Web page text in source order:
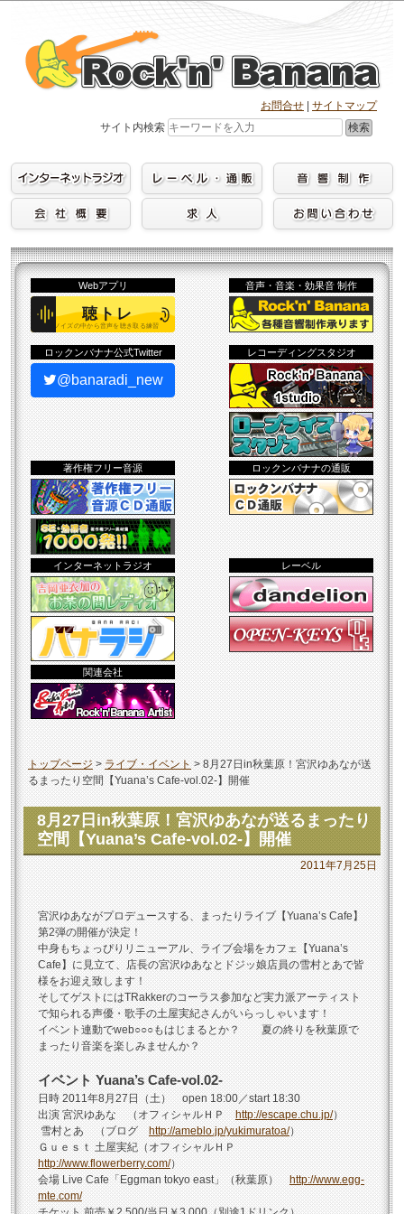
content
お問合せ
サイトマップ
サイト内検索
検索
トップページ>ライブ・イベント>8月27日in秋葉原！宮沢ゆあなが送
るまったり空間【Yuana’s Cafe-vol.02-】開催
8月27日in秋葉原！宮沢ゆあなが送るまったり
空間【Yuana’s Cafe-vol.02-】開催
2011年7月25日
宮沢ゆあながプロデュースする、まったりライブ【Yuana’s Cafe】
第2弾の開催が決定！
中身もちょっぴりリニューアル、ライブ会場をカフェ【Yuana’s
Cafe】に見立て、店長の宮沢ゆあなとドジッ娘店員の雪村とあで皆
様をお迎え致します！
そしてゲストにはTRakkerのコーラス参加など実力派アーティスト
で知られる声優・歌手の土屋実紀さんがいらっしゃいます！
イベント連動でweb○○○もはじまるとか？ 夏の終りを秋葉原で
まったり音楽を楽しみませんか？
イベント Yuana’s Cafe-vol.02-
日時 2011年8月27日（土） open 18:00／start 18:30
出演 宮沢ゆあな （オフィシャルＨＰhttp://escape.chu.jp/）
雪村とあ （ブログhttp://ameblo.jp/yukimuratoa/）
Ｇｕｅｓｔ 土屋実紀（オフィシャルＨＰ
http://www.flowerberry.com/）
会場 Live Cafe「Eggman tokyo east」（秋葉原）http://www.egg-
mte.com/
Webアプリ 音声・音楽・効果音 制作
ロックンバナナ公式Twitter
@banaradi_new
レコーディングスタジオ
著作権フリー音源 ロックンバナナの通販
インターネットラジオ レーベル
関連会社